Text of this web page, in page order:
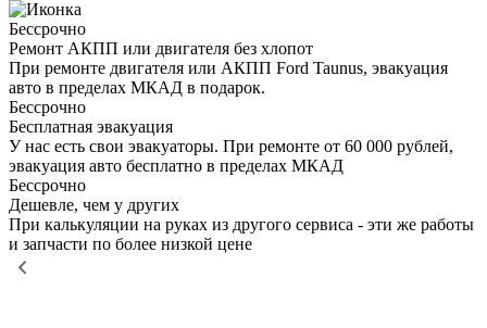
Бессрочно
Ремонт АКПП или двигателя без хлопот
При ремонте двигателя или АКПП Ford Taunus, эвакуация
авто в пределах МКАД в подарок.
Бессрочно
Бесплатная эвакуация
У нас есть свои эвакуаторы. При ремонте от 60 000 рублей,
эвакуация авто бесплатно в пределах МКАД
Бессрочно
Дешевле, чем у других
При калькуляции на руках из другого сервиса - эти же работы
и запчасти по более низкой цене